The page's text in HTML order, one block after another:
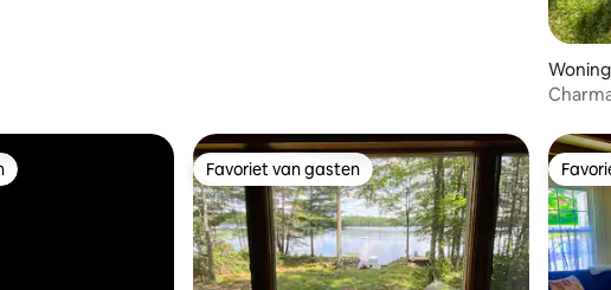
Favoriet van gasten
Favoriet van gasten